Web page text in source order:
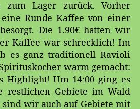
zum Lager zurück. Vorher
Runde Kaffee von einer
Die 1.90€ hätten wir
Kaffee war schrecklich! Im
es ganz traditionell Ravioli
warm gemacht:
Highlight! Um 14:00 ging es
restlichen Gebiete im Wald
wir auch auf Gebiete mit